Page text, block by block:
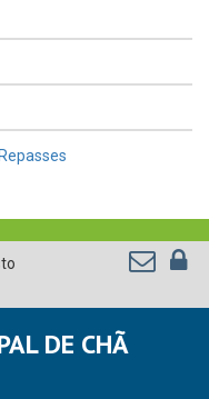
DE CHÃ